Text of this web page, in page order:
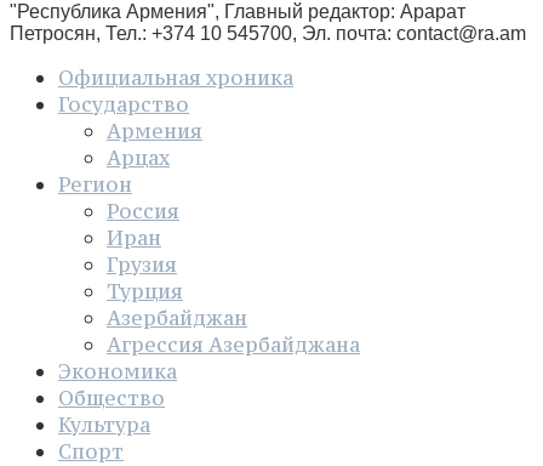
"Республика Армения", Главный редактор: Арарат
Петросян, Тел.: +374 10 545700, Эл. почта: contact@ra.am
Официальная хроника
Государство
Армения
Арцах
Регион
Россия
Иран
Грузия
Турция
Азербайджан
Агрессия Азербайджана
Экономика
Общество
Культура
Спорт